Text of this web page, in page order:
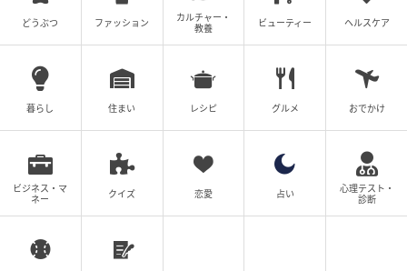
どうぶつ ファッション
カルチャー・
教養
ビューティー ヘルスケア
暮らし 住まい レシピ グルメ おでかけ
ビジネス・マ
ネー
クイズ 恋愛 占い
心理テスト・
診断